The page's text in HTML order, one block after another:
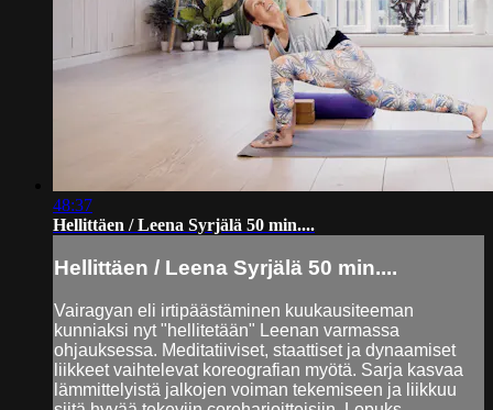
48:37
Hellittäen / Leena Syrjälä 50 min....
Hellittäen / Leena Syrjälä 50 min....
Vairagyan eli irtipäästäminen kuukausiteeman
kunniaksi nyt "hellitetään" Leenan varmassa
ohjauksessa. Meditatiiviset, staattiset ja dynaamiset
liikkeet vaihtelevat koreografian myötä. Sarja kasvaa
lämmittelyistä jalkojen voiman tekemiseen ja liikkuu